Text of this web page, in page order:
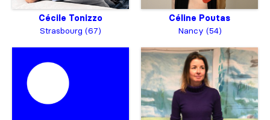
Cécile Tonizzo
Strasbourg (67)
Céline Poutas
Nancy (54)